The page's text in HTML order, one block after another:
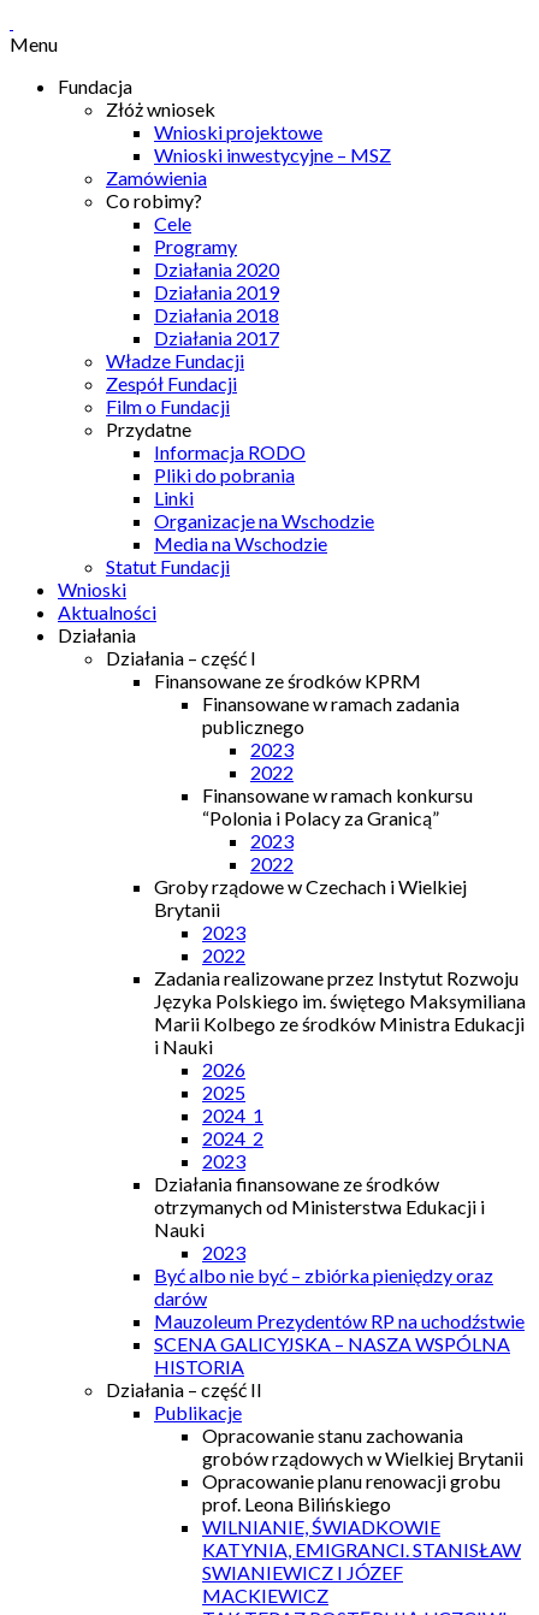
Menu
Fundacja
Złóż wniosek
Wnioski projektowe
Wnioski inwestycyjne – MSZ
Zamówienia
Co robimy?
Cele
Programy
Działania 2020
Działania 2019
Działania 2018
Działania 2017
Władze Fundacji
Zespół Fundacji
Film o Fundacji
Przydatne
Informacja RODO
Pliki do pobrania
Linki
Organizacje na Wschodzie
Media na Wschodzie
Statut Fundacji
Wnioski
Aktualności
Działania
Działania – część I
Finansowane ze środków KPRM
Finansowane w ramach zadania
publicznego
2023
2022
Finansowane w ramach konkursu
“Polonia i Polacy za Granicą”
2023
2022
Groby rządowe w Czechach i Wielkiej
Brytanii
2023
2022
Zadania realizowane przez Instytut Rozwoju
Języka Polskiego im. świętego Maksymiliana
Marii Kolbego ze środków Ministra Edukacji
i Nauki
2026
2025
2024_1
2024_2
2023
Działania finansowane ze środków
otrzymanych od Ministerstwa Edukacji i
Nauki
2023
Być albo nie być – zbiórka pieniędzy oraz
darów
Mauzoleum Prezydentów RP na uchodźstwie
SCENA GALICYJSKA – NASZA WSPÓLNA
HISTORIA
Działania – część II
Publikacje
Opracowanie stanu zachowania
grobów rządowych w Wielkiej Brytanii
Opracowanie planu renowacji grobu
prof. Leona Bilińskiego
WILNIANIE, ŚWIADKOWIE
KATYNIA, EMIGRANCI. STANISŁAW
SWIANIEWICZ I JÓZEF
MACKIEWICZ